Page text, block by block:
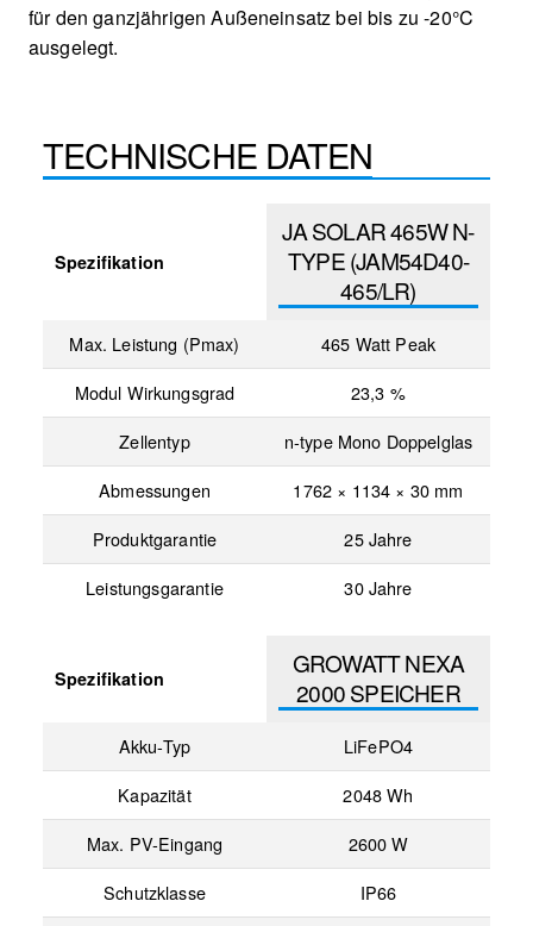
für den ganzjährigen Außeneinsatz bei bis zu -20°C
ausgelegt.
TECHNISCHE DATEN
Spezifikation
JA SOLAR 465W N-
TYPE (JAM54D40-
465/LR)
Max. Leistung (Pmax)
465 Watt Peak
Modul Wirkungsgrad
23,3 %
Zellentyp
n-type Mono Doppelglas
Abmessungen
1762 × 1134 × 30 mm
Produktgarantie
25 Jahre
Leistungsgarantie
30 Jahre
Spezifikation
GROWATT NEXA
2000 SPEICHER
Akku-Typ
LiFePO4
Kapazität
2048 Wh
Max. PV-Eingang
2600 W
Schutzklasse
IP66